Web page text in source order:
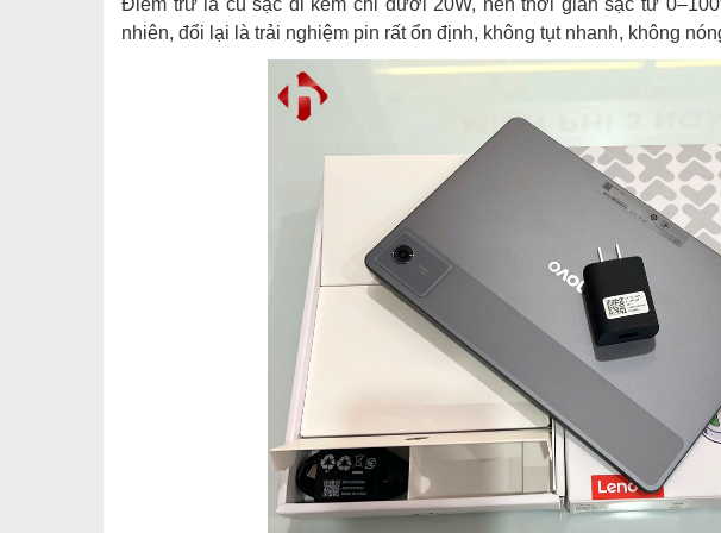
Điểm trừ là củ sạc đi kèm chỉ dưới 20W, nên thời gian sạc từ
nhiên, đổi lại là trải nghiệm pin rất ổn định, không tụt nhanh, không